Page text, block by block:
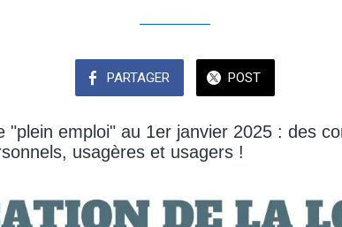
PARTAGER POST
"plein emploi" au 1er janvier 2025 : des
usagères et usagers !